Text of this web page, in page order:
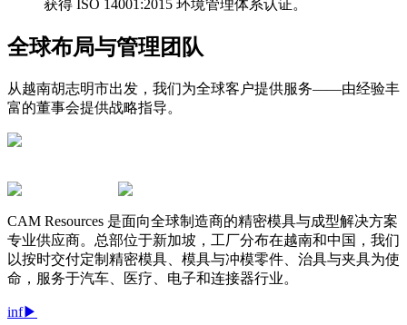
获得 ISO 14001:2015 环境管理体系认证。
全球布局与管理团队
从越南胡志明市出发，我们为全球客户提供服务——由经验丰
富的董事会提供战略指导。
CAM Resources 是面向全球制造商的精密模具与成型解决方案
专业供应商。总部位于新加坡，工厂分布在越南和中国，我们
以按时交付定制精密模具、模具与冲模零件、治具与夹具为使
命，服务于汽车、医疗、电子和连接器行业。
inf▶